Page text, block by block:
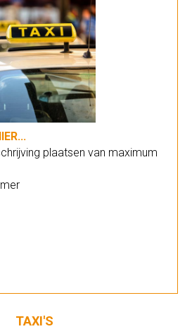
plaatsen van maximum
TAXI'S